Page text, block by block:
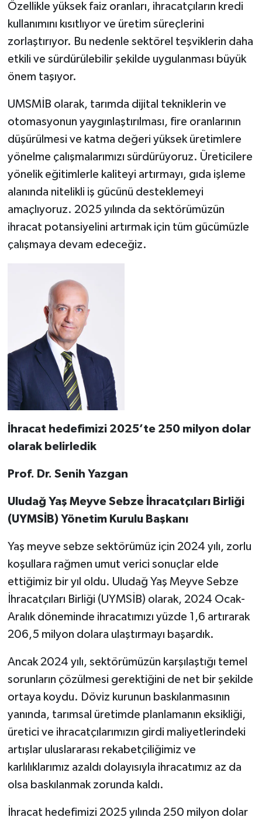
Özellikle yüksek faiz oranları, ihracatçıların kredi
kullanımını kısıtlıyor ve üretim süreçlerini
zorlaştırıyor. Bu nedenle sektörel teşviklerin daha
etkili ve sürdürülebilir şekilde uygulanması büyük
önem taşıyor.
UMSMİB olarak, tarımda dijital tekniklerin ve
otomasyonun yaygınlaştırılması, fire oranlarının
düşürülmesi ve katma değeri yüksek üretimlere
yönelme çalışmalarımızı sürdürüyoruz. Üreticilere
yönelik eğitimlerle kaliteyi artırmayı, gıda işleme
alanında nitelikli iş gücünü desteklemeyi
amaçlıyoruz. 2025 yılında da sektörümüzün
ihracat potansiyelini artırmak için tüm gücümüzle
çalışmaya devam edeceğiz.
İhracat hedefimizi 2025’te 250 milyon dolar
olarak belirledik
Prof. Dr. Senih Yazgan
Uludağ Yaş Meyve Sebze İhracatçıları Birliği
(UYMSİB) Yönetim Kurulu Başkanı
Yaş meyve sebze sektörümüz için 2024 yılı, zorlu
koşullara rağmen umut verici sonuçlar elde
ettiğimiz bir yıl oldu. Uludağ Yaş Meyve Sebze
İhracatçıları Birliği (UYMSİB) olarak, 2024 Ocak-
Aralık döneminde ihracatımızı yüzde 1,6 artırarak
206,5 milyon dolara ulaştırmayı başardık.
Ancak 2024 yılı, sektörümüzün karşılaştığı temel
sorunların çözülmesi gerektiğini de net bir şekilde
ortaya koydu. Döviz kurunun baskılanmasının
yanında, tarımsal üretimde planlamanın eksikliği,
üretici ve ihracatçılarımızın girdi maliyetlerindeki
artışlar uluslararası rekabetçiliğimiz ve
karlılıklarımız azaldı dolayısıyla ihracatımız az da
olsa baskılanmak zorunda kaldı.
İhracat hedefimizi 2025 yılında 250 milyon dolar